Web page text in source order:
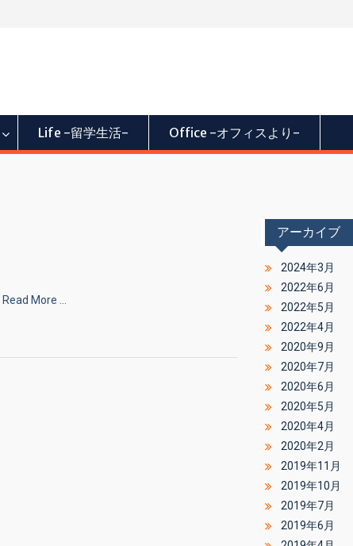
Life -留学生活- Office -オフィスより-
Read More …
アーカイブ
2024年3月
2022年6月
2022年5月
2022年4月
2020年9月
2020年7月
2020年6月
2020年5月
2020年4月
2020年2月
2019年11月
2019年10月
2019年7月
2019年6月